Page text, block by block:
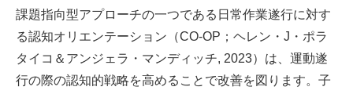
課題指向型アプローチの一つである日常作業遂行に対す
る認知オリエンテーション（CO-OP；ヘレン・J・ポラ
タイコ＆アンジェラ・マンディッチ, 2023）は、運動遂
行の際の認知的戦略を高めることで改善を図ります。子